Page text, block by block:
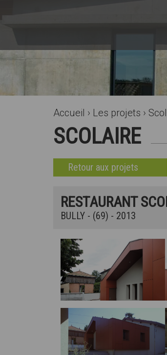
Accueil › Les projets ›
SCOLAIRE
Retour aux projets
RESTAURANT
BULLY - (69) - 2013